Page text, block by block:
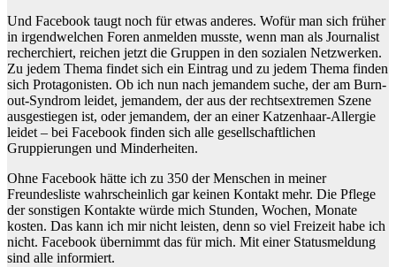
Und Facebook taugt noch für etwas anderes. Wofür man sich früher
in irgendwelchen Foren anmelden musste, wenn man als Journalist
recherchiert, reichen jetzt die Gruppen in den sozialen Netzwerken.
Zu jedem Thema findet sich ein Eintrag und zu jedem Thema finden
sich Protagonisten. Ob ich nun nach jemandem suche, der am Burn-
out-Syndrom leidet, jemandem, der aus der rechtsextremen Szene
ausgestiegen ist, oder jemandem, der an einer Katzenhaar-Allergie
leidet – bei Facebook finden sich alle gesellschaftlichen
Gruppierungen und Minderheiten.
Ohne Facebook hätte ich zu 350 der Menschen in meiner
Freundesliste wahrscheinlich gar keinen Kontakt mehr. Die Pflege
der sonstigen Kontakte würde mich Stunden, Wochen, Monate
kosten. Das kann ich mir nicht leisten, denn so viel Freizeit habe ich
nicht. Facebook übernimmt das für mich. Mit einer Statusmeldung
sind alle informiert.